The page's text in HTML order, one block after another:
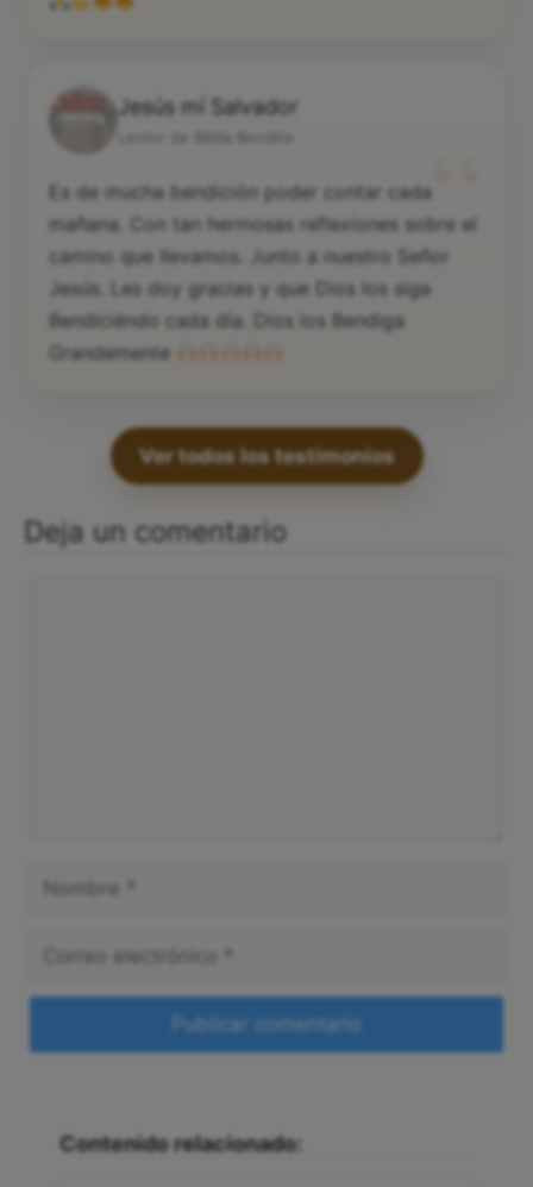
Jesús mí Salvador
“
Es de mucha bendición poder contar cada
mañana. Con tan hermosas reflexiones sobre el
camino que llevamos. Junto a nuestro Señor
Jesús. Les doy gracias y que Dios los siga
Bendiciéndo cada día. Dios los Bendiga
Grandemente
Ver todos los testimonios
Deja un comentario
Contenido relacionado: